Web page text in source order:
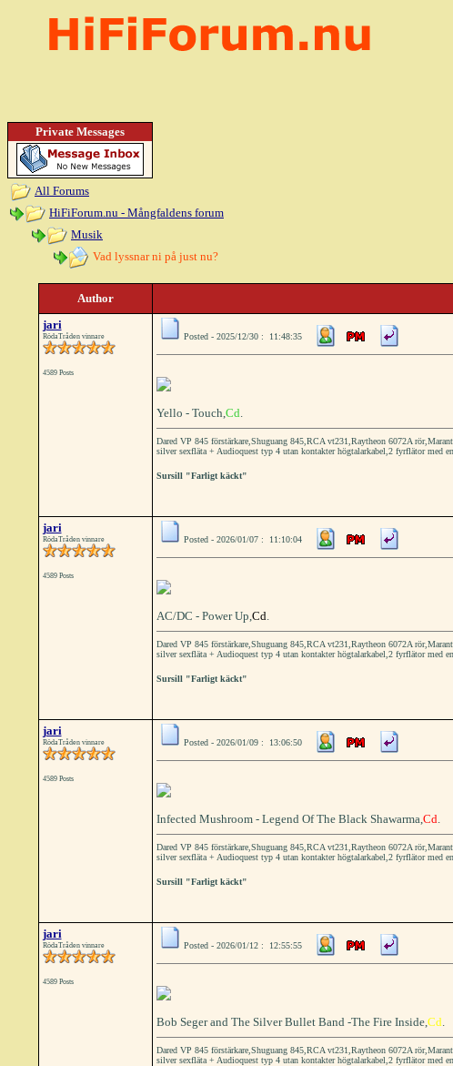
Private Messages
All Forums
HiFiForum.nu - Mångfaldens forum
Musik
Vad lyssnar ni på just nu?
Author
jari
RödaTråden vinnare
4589 Posts
Posted - 2025/12/30 : 11:48:35
Yello - Touch,Cd.
Dared VP 845 förstärkare,Shuguang 845,RCA vt231,Raytheon 6072A
silver sexfläta + Audioquest typ 4 utan kontakter högtalarkabel,2 fyrflätor med
Sursill "Farligt käckt"
jari
RödaTråden vinnare
4589 Posts
Posted - 2026/01/07 : 11:10:04
AC/DC - Power Up,Cd.
Dared VP 845 förstärkare,Shuguang 845,RCA vt231,Raytheon 6072A
silver sexfläta + Audioquest typ 4 utan kontakter högtalarkabel,2 fyrflätor med
Sursill "Farligt käckt"
jari
RödaTråden vinnare
4589 Posts
Posted - 2026/01/09 : 13:06:50
Infected Mushroom - Legend Of The Black Shawarma,Cd.
Dared VP 845 förstärkare,Shuguang 845,RCA vt231,Raytheon 6072A
silver sexfläta + Audioquest typ 4 utan kontakter högtalarkabel,2 fyrflätor med
Sursill "Farligt käckt"
jari
RödaTråden vinnare
4589 Posts
Posted - 2026/01/12 : 12:55:55
Bob Seger and The Silver Bullet Band -The Fire Inside,Cd.
Dared VP 845 förstärkare,Shuguang 845,RCA vt231,Raytheon 6072A
silver sexfläta + Audioquest typ 4 utan kontakter högtalarkabel,2 fyrflätor med